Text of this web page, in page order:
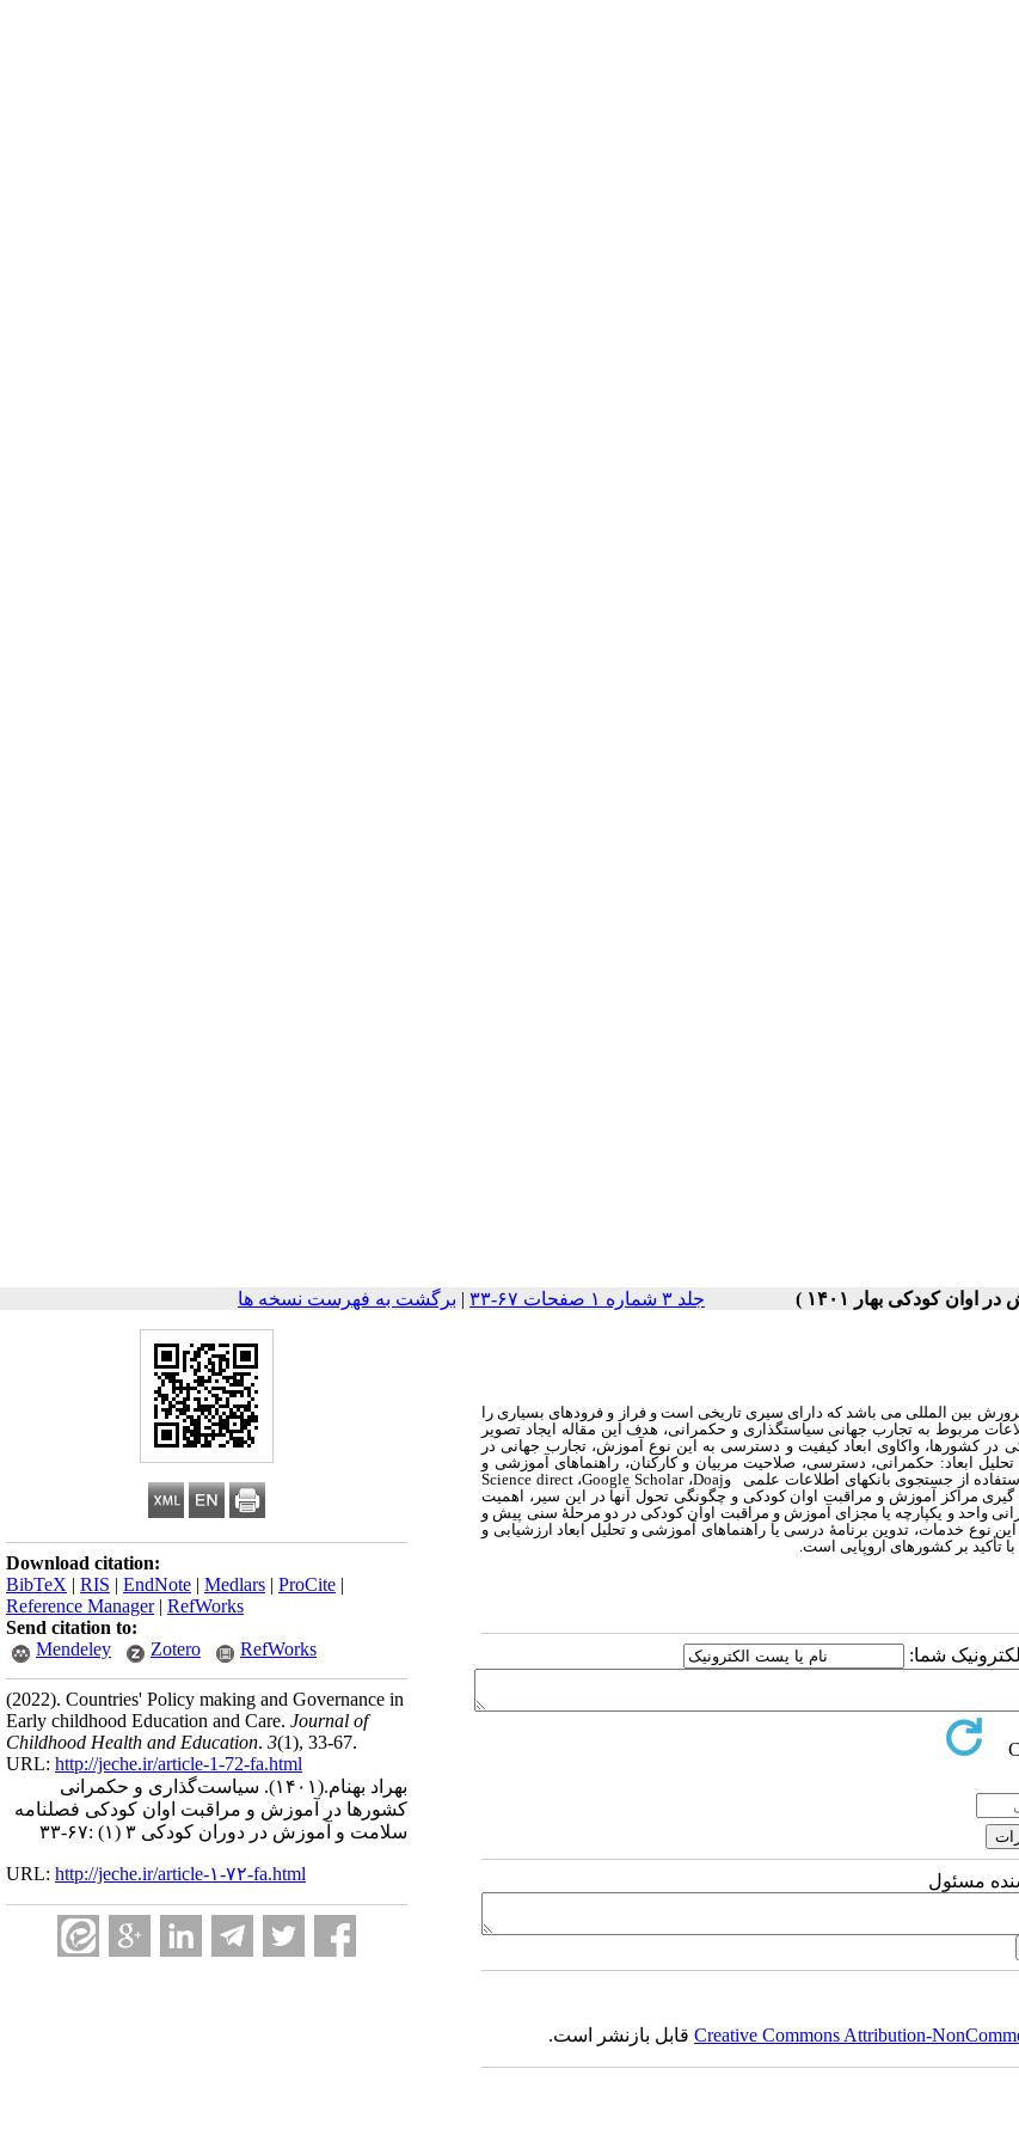
جلد ۳ شماره ۱ صفحات ۶۷-۳۳ | برگشت به فهرست نسخه ها
Download citation:
BibTeX | RIS | EndNote | Medlars | ProCite |
Reference Manager| RefWorks
Send citation to:
Mendeley
Zotero RefWorks
(2022). Countries' Policy making and Governance in
Early childhood Education and Care. Journal of
Childhood Health and Education. 3(1), 33-67.
URL: http://jeche.ir/article-1-72-fa.html
بهراد بهنام.(۱۴۰۱).
سیاست‌گذاری و حکمرانی
کشورها در آموزش و مراقبت اوان کودکی فصلنامه
سلامت و آموزش در دوران کودکی ۳ (۱) :۶۷-۳۳
URL: http://jeche.ir/article-۱-۷۲-fa.html
بین ‏المللی می ‏باشد که دارای سیری تاریخی است و فراز و فرودهای بسیاری را
مربوط به تجارب جهانی سیاست‏گذاری و حکمرانی، هدف این مقاله ایجاد تصویر
کشورها، واکاوی ابعاد کیفیت و دسترسی به این نوع آموزش، تجارب جهانی در
ابعاد: حکمرانی، دسترسی، صلاحیت مربیان و کارکنان، راهنماهای آموزشی و
از جستجوی بانکهای اطلاعات علمی
Science direct،Google Scholar،Doajو
مراکز آموزش و مراقبت اوان کودکی و چگونگی تحول آنها در این سیر، اهمیت
واحد و یکپارچه یا مجزای آموزش و مراقبت اوان کودکی در دو مرحلۀ سنی پیش و
این نوع خدمات، تدوین برنامۀ درسی یا راهنماهای آموزشی و تحلیل ابعاد ارزشیابی و
تأکید بر کشورهای اروپایی است.
شما:
مسئول
Creative Commons Attribution-قابل بازنشر است.